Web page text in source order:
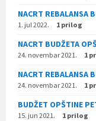
NACRT REBALANSA
1. jul 2022. 1 prilog
NACRT BUDŽETA
24. novembar 2021. 1
NACRT REBALANSA
24. novembar 2021. 1
BUDŽET OPŠTINE
15. jun 2021. 1 prilog